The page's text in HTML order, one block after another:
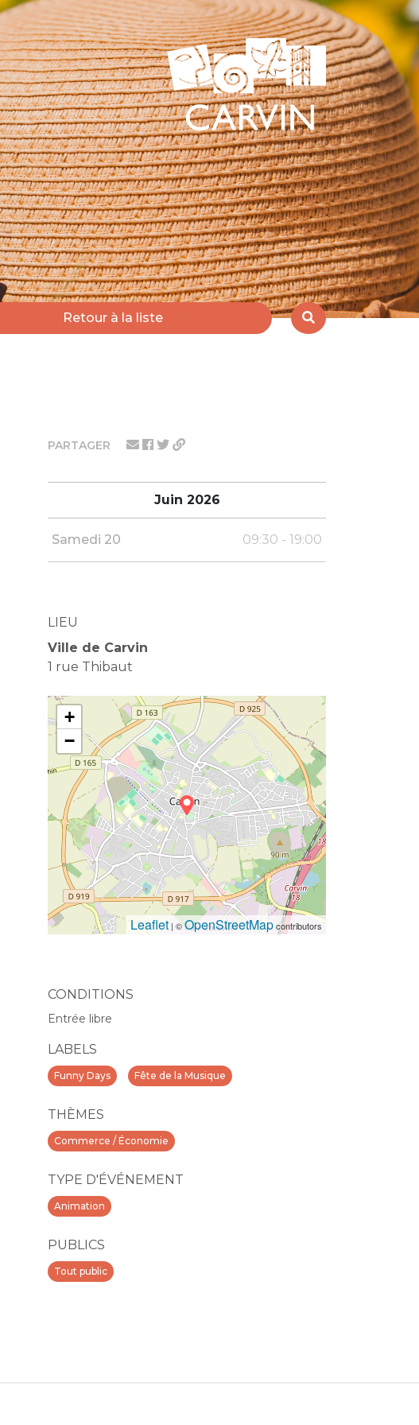
Retour à la liste
PARTAGER
Juin 2026
Samedi 20 09:30 - 19:00
LIEU
Ville de Carvin
1 rue Thibaut
+
−
Leaflet| ©OpenStreetMapcontributors
CONDITIONS
Entrée libre
LABELS
Funny Days Fête de la Musique
THÈMES
Commerce / Économie
TYPE D'ÉVÉNEMENT
Animation
PUBLICS
Tout public